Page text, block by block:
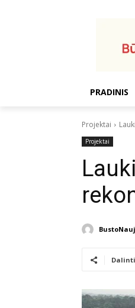
PRADINIS
Projektai
Projektai